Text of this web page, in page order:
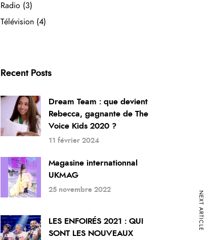
NEXT ARTICLE
Radio (3)
Télévision (4)
Recent Posts
Dream Team : que devient
Rebecca, gagnante de The
Voice Kids 2020 ?
11 février 2024
Magasine internationnal
UKMAG
25 novembre 2022
LES ENFOIRÉS 2021 : QUI
SONT LES NOUVEAUX